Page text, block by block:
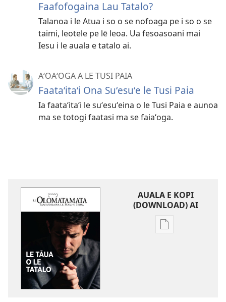
Faafofogaina Lau Tatalo?
Talanoa i le Atua i so o se nofoaga pe i so o se
taimi, leotele pe lē leoa. Ua fesoasoani mai
Iesu i le auala e tatalo ai.
AʻOAʻOGA A LE TUSI PAIA
Faataʻitaʻi Ona Suʻesuʻe le Tusi Paia
Ia faataʻitaʻi le suʻesuʻeina o le Tusi Paia e aunoa
ma se totogi faatasi ma se faiaʻoga.
AUALA E KOPI
(DOWNLOAD) AI
Vaega